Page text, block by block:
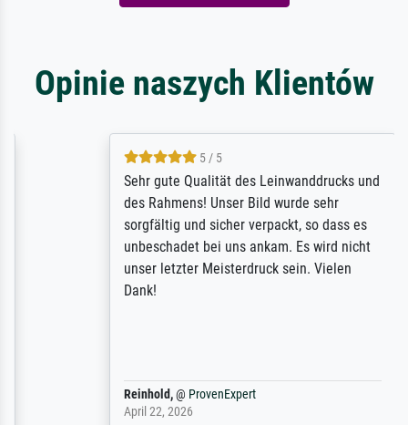
Opinie naszych Klientów
5 / 5
Sehr gute Qualität des Leinwanddrucks und
des Rahmens! Unser Bild wurde sehr
sorgfältig und sicher verpackt, so dass es
unbeschadet bei uns ankam. Es wird nicht
unser letzter Meisterdruck sein. Vielen
Reinhold,@ProvenExpert
April 22, 2026